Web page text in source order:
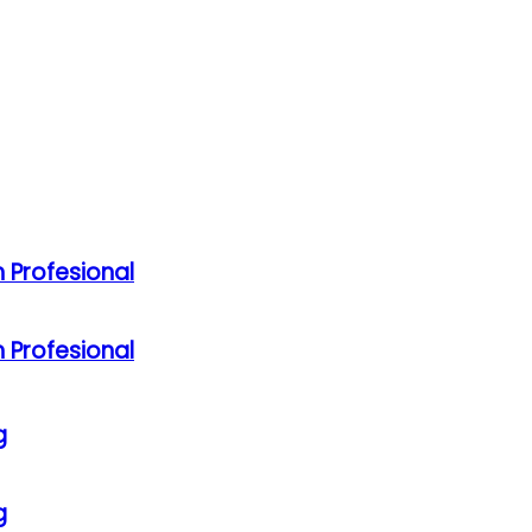
Profesional
Profesional